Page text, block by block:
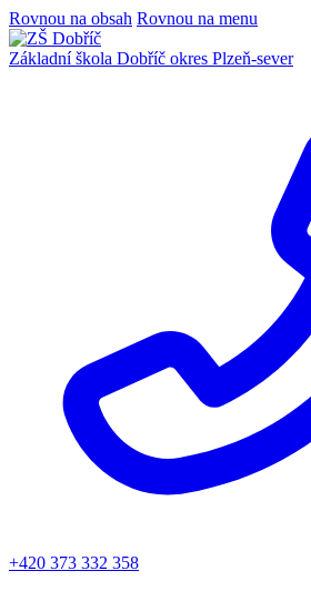
Rovnou na obsah Rovnou na menu
Základní škola Dobříč okres Plzeň-sever
+420 373 332 358